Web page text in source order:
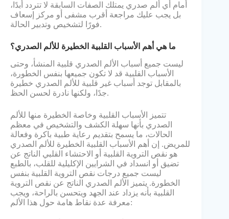
أمام أي ألم صدري يمتلك الصفات السابقة لا تتردد أبدًا،
بل يجب عليك مراجعة أقرب مشفى أو مركز إسعاف
فورًا لتشخيص وتدبير الحالة.
ما هي أهم الأسباب القلبية الخطيرة للألم الصدري؟
ليست جميع أسباب الألم الصدري قلبية المنشأ، وحتى
الأسباب القلبية قد لا تكون جميعها بنفس الخطورة،
بالمقابل توجد أسباب غير قلبية للألم الصدري خطيرة
جدًا، ولكنها نادرة لحسن الحظ.
تتميز الأسباب القلبية وخاصة الخطيرة منها للألم
الصدري بأنها سهلة الكشف والتشخيص في معظم
الحالات، ما يسمح بتقديم رعاية طبية باكرة وفعالة
للمريض. إن أهم الأسباب القلبية الخطيرة للألم الصدري
هو نقص التروية القلبية أو الاحتشاء القلبي الناتج عن
تضيق أو انسداد في الشرايين الإكليلية للقلب، بالطبع
ليست جميع درجات نقص التروية القلبية بنفس
الخطورة. يتميز الألم الصدري الناتج عن نقص التروية
القلبية بأنه يزداد عند الجهد ويتحسن بالراحة، ويجب
معرفة عدة نقاط هامة حول هذا الألم: